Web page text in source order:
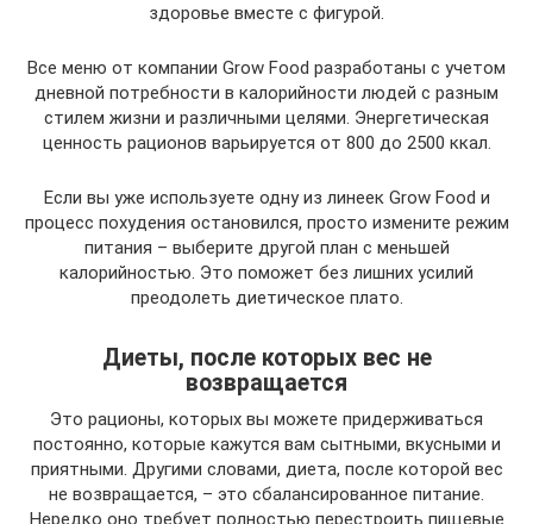
здоровье вместе с фигурой.
Все меню от компании Grow Food разработаны с учетом
дневной потребности в калорийности людей с разным
стилем жизни и различными целями. Энергетическая
ценность рационов варьируется от 800 до 2500 ккал.
Если вы уже используете одну из линеек Grow Food и
процесс похудения остановился, просто измените режим
питания – выберите другой план с меньшей
калорийностью. Это поможет без лишних усилий
преодолеть диетическое плато.
Диеты, после которых вес не
возвращается
Это рационы, которых вы можете придерживаться
постоянно, которые кажутся вам сытными, вкусными и
приятными. Другими словами, диета, после которой вес
не возвращается, – это сбалансированное питание.
Нередко оно требует полностью перестроить пищевые